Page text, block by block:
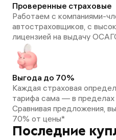
Проверенные страховые
Работаем с компаниями-
автостраховщиков, с
лицензией на выдачу
Выгода до 70%
Каждая страховая
тарифа сама — в
Сравнивая предложения,
70% от цены*
Последние